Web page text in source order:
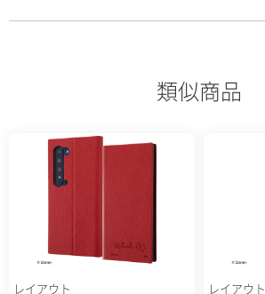
類似商品
レイアウト レイアウト